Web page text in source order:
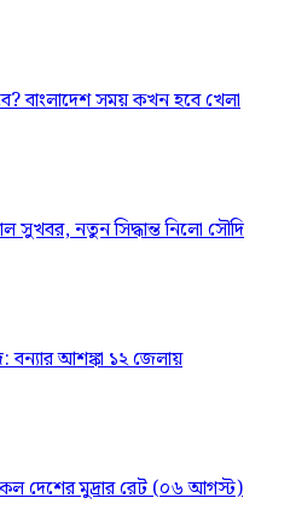
বাংলাদেশ সময় কখন হবে খেলা
সুখবর, নতুন সিদ্ধান্ত নিলো সৌদি
বন্যার আশঙ্কা ১২ জেলায়
দেশের মুদ্রার রেট (০৬ আগস্ট)